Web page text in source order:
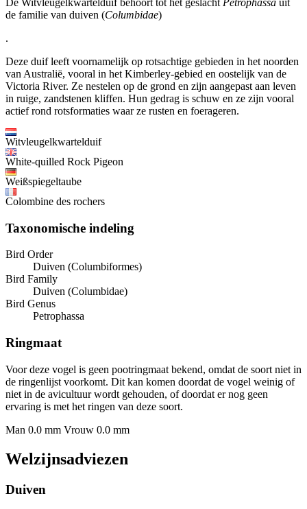
De Witvleugelkwartelduif behoort tot het geslacht Petrophassa uit
de familie van duiven (Columbidae)
.
Deze duif leeft voornamelijk op rotsachtige gebieden in het noorden
van Australië, vooral in het Kimberley-gebied en oostelijk van de
Victoria River. Ze nestelen op de grond en zijn aangepast aan leven
in ruige, zandstenen kliffen. Hun gedrag is schuw en ze zijn vooral
actief rond rotsformaties waar ze rusten en foerageren.
Witvleugelkwartelduif
White-quilled Rock Pigeon
Weißspiegeltaube
Colombine des rochers
Taxonomische indeling
Bird Order
Duiven (Columbiformes)
Bird Family
Duiven (Columbidae)
Bird Genus
Petrophassa
Ringmaat
Voor deze vogel is geen pootringmaat bekend, omdat de soort niet in
de ringenlijst voorkomt. Dit kan komen doordat de vogel weinig of
niet in de avicultuur wordt gehouden, of doordat er nog geen
ervaring is met het ringen van deze soort.
Man 0.0 mm Vrouw 0.0 mm
Welzijnsadviezen
Duiven